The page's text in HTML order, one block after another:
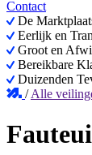
Contact
De
Eerlijk en
Groot en
Bereikbare
Duizenden
/Alle